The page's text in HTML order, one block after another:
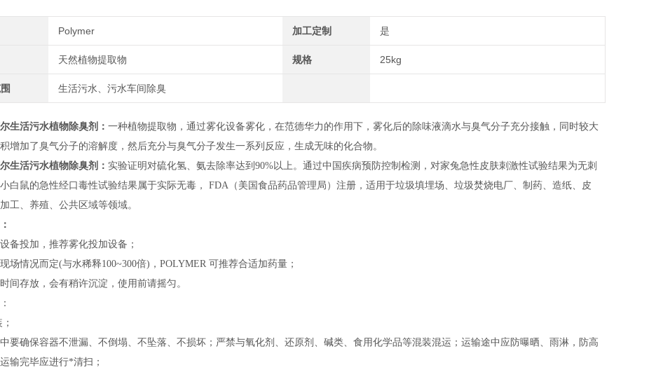
Polymer 加工定制 是
天然植物提取物 规格 25kg
生活污水、污水车间除臭
生活污水植物除臭剂 ： 一种植物提取物，通过雾化设备雾化，在范德华力的作用下，雾化后的除味液滴水与臭气分子充分接触，同时较大
增加了臭气分子的溶解度，然后充分与臭气分子发生一系列反应，生成无味的化合物。
生活污水植物除臭剂 ： 实验证明对硫化氢、氨去除率达到90%以上。通过中国疾病预防控制检测，对家兔急性皮肤刺激性试验结果为无刺
白鼠的急性经口毒性试验结果属于实际无毒， FDA（美国食品药品管理局）注册，适用于垃圾填埋场、垃圾焚烧电厂、制药、造纸、皮
工、养殖、公共区域等领域。
备投加，推荐雾化投加设备；
场情况而定(与水稀释100~300倍)，POLYMER 可推荐合适加药量；
间存放，会有稍许沉淀，使用前请摇匀。
要确保容器不泄漏、不倒塌、不坠落、不损坏；严禁与氧化剂、还原剂、碱类、食用化学品等混装混运；运输途中应防曝晒、雨淋，防高
输完毕应进行*清扫；